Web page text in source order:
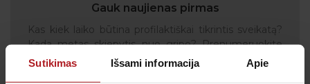
Sutikimas Išsami informacija Apie
Gauk naujienas pirmas
Kas kiek laiko būtina profilaktiškai tikrintis sveikatą?
Kada metas skiepytis nuo gripo? Prenumeruokite
naujienlaiškį, kad svarbiausi priminimai į Jūsų pašto
dėžutę atkeliautų laiku. Sulauksite ne tik naudingos